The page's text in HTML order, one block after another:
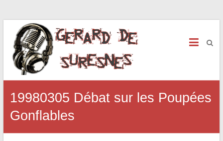
19980305 Débat sur les Poupées
Gonflables